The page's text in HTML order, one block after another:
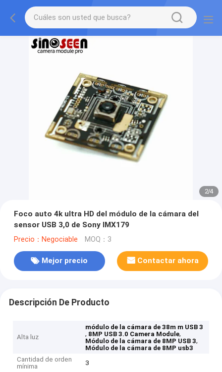
2/4
Foco auto 4k ultra HD del módulo de la cámara del
sensor USB 3,0 de Sony IMX179
Precio：Negociable MOQ：3
Mejor precio Contactar ahora
Descripción De Producto
Alta luz
módulo de la cámara de 38m m USB 3
, 8MP USB 3.0 Camera Module,
Módulo de la cámara de 8MP USB 3,
Módulo de la cámara de 8MP usb3
Cantidad de orden
mínima
3